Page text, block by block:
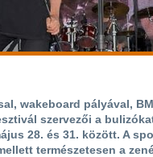
wakeboard pályával,
szervezői a
28. és 31. között. A
természetesen a